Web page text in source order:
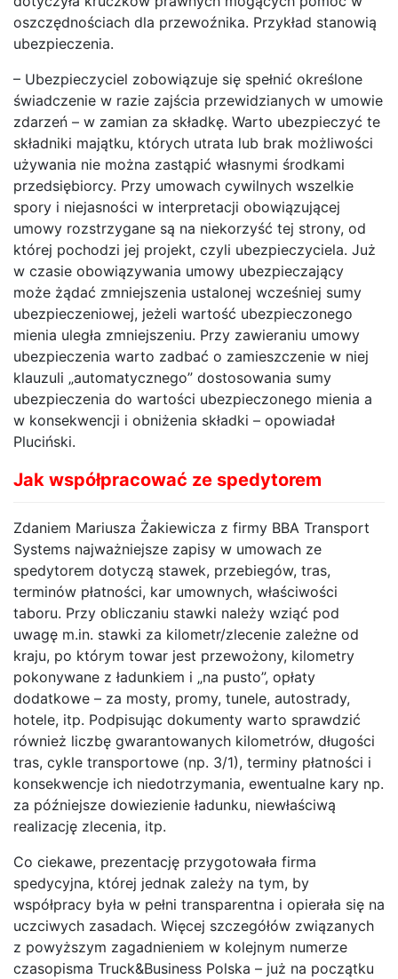
oszczędnościach dla przewoźnika. Przykład stanowią
ubezpieczenia.
– Ubezpieczyciel zobowiązuje się spełnić określone
świadczenie w razie zajścia przewidzianych w umowie
zdarzeń – w zamian za składkę. Warto ubezpieczyć te
składniki majątku, których utrata lub brak możliwości
używania nie można zastąpić własnymi środkami
przedsiębiorcy. Przy umowach cywilnych wszelkie
spory i niejasności w interpretacji obowiązującej
umowy rozstrzygane są na niekorzyść tej strony, od
której pochodzi jej projekt, czyli ubezpieczyciela. Już
w czasie obowiązywania umowy ubezpieczający
może żądać zmniejszenia ustalonej wcześniej sumy
ubezpieczeniowej, jeżeli wartość ubezpieczonego
mienia uległa zmniejszeniu. Przy zawieraniu umowy
ubezpieczenia warto zadbać o zamieszczenie w niej
klauzuli „automatycznego” dostosowania sumy
ubezpieczenia do wartości ubezpieczonego mienia a
w konsekwencji i obniżenia składki – opowiadał
Pluciński.
Jak współpracować ze spedytorem
Zdaniem Mariusza Żakiewicza z firmy BBA Transport
Systems najważniejsze zapisy w umowach ze
spedytorem dotyczą stawek, przebiegów, tras,
terminów płatności, kar umownych, właściwości
taboru. Przy obliczaniu stawki należy wziąć pod
uwagę m.in. stawki za kilometr/zlecenie zależne od
kraju, po którym towar jest przewożony, kilometry
pokonywane z ładunkiem i „na pusto”, opłaty
dodatkowe – za mosty, promy, tunele, autostrady,
hotele, itp. Podpisując dokumenty warto sprawdzić
również liczbę gwarantowanych kilometrów, długości
tras, cykle transportowe (np. 3/1), terminy płatności i
konsekwencje ich niedotrzymania, ewentualne kary np.
za późniejsze dowiezienie ładunku, niewłaściwą
realizację zlecenia, itp.
Co ciekawe, prezentację przygotowała firma
spedycyjna, której jednak zależy na tym, by
współpracy była w pełni transparentna i opierała się na
uczciwych zasadach. Więcej szczegółów związanych
z powyższym zagadnieniem w kolejnym numerze
czasopisma Truck&Business Polska – już na początku